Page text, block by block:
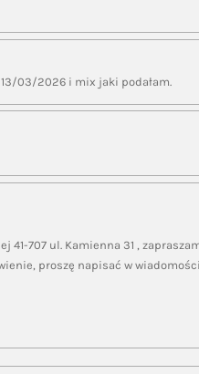
03/2026 i mix jaki podałam.
707 ul. Kamienna 31 ,
proszę napisać w